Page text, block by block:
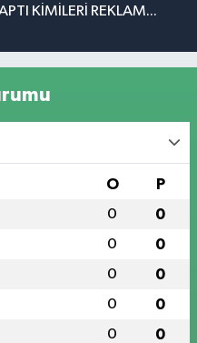
KİMİLERİ REKLAM...
O P
0 0
0 0
0 0
0 0
0 0